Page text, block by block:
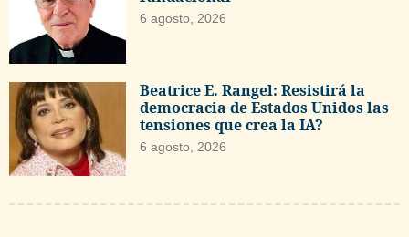
6 agosto, 2026
Beatrice E. Rangel: Resistirá la
democracia de Estados Unidos las
tensiones que crea la IA?
6 agosto, 2026